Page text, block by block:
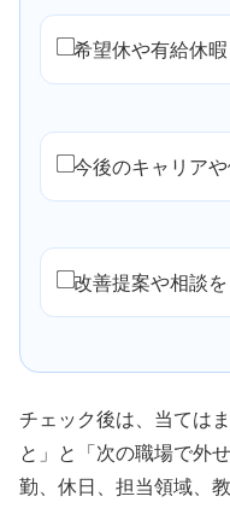
希望休や有給休
今後のキャリア
改善提案や相談
チェック後は、当ては
と」と「次の職場で外
勤、休日、担当領域、